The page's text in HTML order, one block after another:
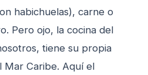
habichuelas), carne o
Pero ojo, la cocina del
tiene su propia
Mar Caribe. Aquí el